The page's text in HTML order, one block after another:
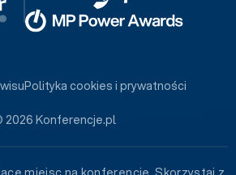
2026 Konferencje.pl
Polityka cookies i prywatności